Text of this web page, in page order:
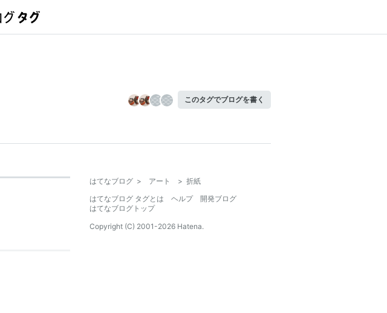
このタグでブログを書く
はてなブログ > アート > 折紙
はてなブログ タグとは
ヘルプ
開発ブログ
はてなブログトップ
Copyright (C) 2001-2026 Hatena.